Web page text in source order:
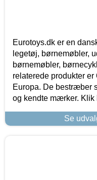
Eurotoys.dk er en
legetøj, børnemøbler,
børnemøbler,
relaterede produkter
Europa. De bestræber
og kendte mærker. Klik
Se